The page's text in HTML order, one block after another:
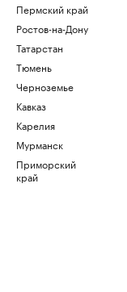
Пермский край
Ростов-на-Дону
Татарстан
Тюмень
Черноземье
Кавказ
Карелия
Мурманск
Приморский
край